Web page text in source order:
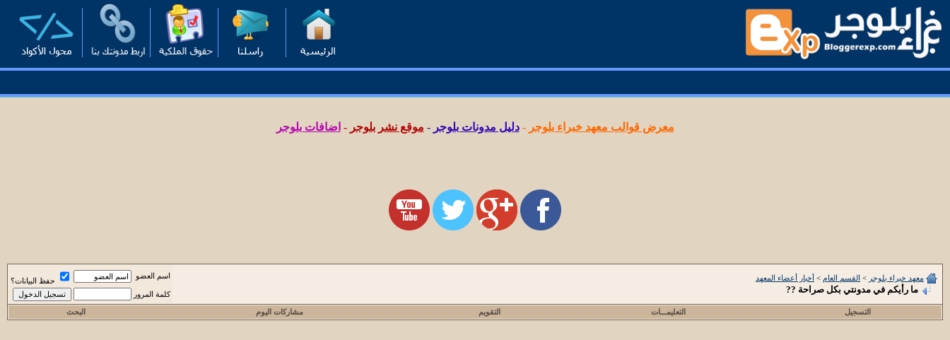
معرض قوالب معهد خبراء بلوجر -دليل مدونات بلوجر - موقع نشر بلوجر - اضافات بلوجر
معهد خبراء بلوجر > القسم العام > أخبار أعضاء المعهد
ما رأيكم في مدونتي بكل صراحة ??
اسم العضو
حفظ البيانات؟
كلمة المرور
التسجيل التعليمـــات التقويم مشاركات اليوم البحث